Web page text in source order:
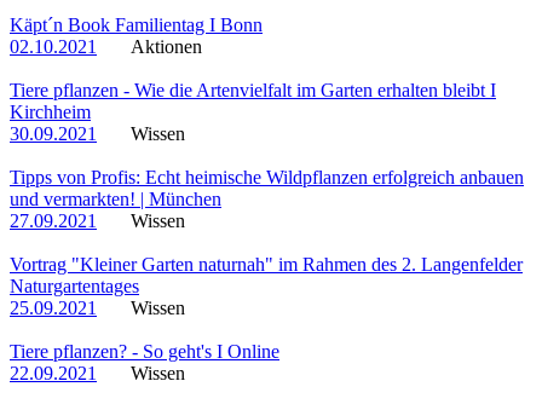
Käpt´n Book Familientag I Bonn
02.10.2021
Aktionen
Tiere pflanzen - Wie die Artenvielfalt im Garten erhalten bleibt I
Kirchheim
30.09.2021
Wissen
Tipps von Profis: Echt heimische Wildpflanzen erfolgreich anbauen
und vermarkten! | München
27.09.2021
Wissen
Vortrag "Kleiner Garten naturnah" im Rahmen des 2. Langenfelder
Naturgartentages
25.09.2021
Wissen
Tiere pflanzen? - So geht's I Online
22.09.2021
Wissen